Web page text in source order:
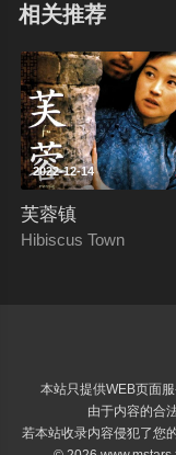
茶川虽然不舍却没
相关推荐
2022-12-14
芙蓉镇
Hibiscus Town
本站只提供WEB页面
由于内容的合
若本站收录内容侵犯了您